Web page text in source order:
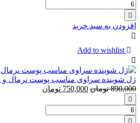
تعداد:
اسکراب
صورت
نوتروژینا
مدل
Hydro
Boost
حجم
150
میل
افزودن به سبد خرید
Add to wishlist
ژل شوینده سراوی مناسب پوست نرمال
890,000 تومان 750,000 تومان
تعداد:
ژل